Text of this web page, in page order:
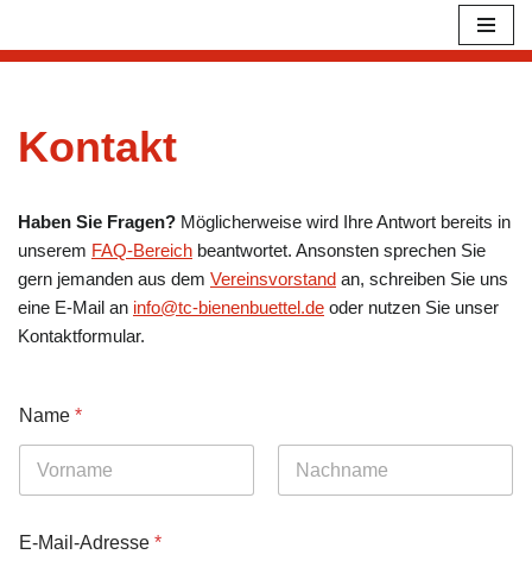
Zum
Kontakt
Haben Sie Fragen? Möglicherweise wird Ihre Antwort bereits in
unserem FAQ-Bereich beantwortet. Ansonsten sprechen Sie
gern jemanden aus dem Vereinsvorstand an, schreiben Sie uns
eine E-Mail an info@tc-bienenbuettel.de oder nutzen Sie unser
Kontaktformular.
Name *
E-Mail-Adresse *